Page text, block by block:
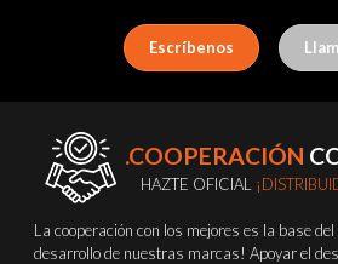
Escríbenos
.COOPERACIÓN
HAZTE OFICIAL
La cooperación con los mejores es la base
desarrollo de nuestras marcas! Apoyar el